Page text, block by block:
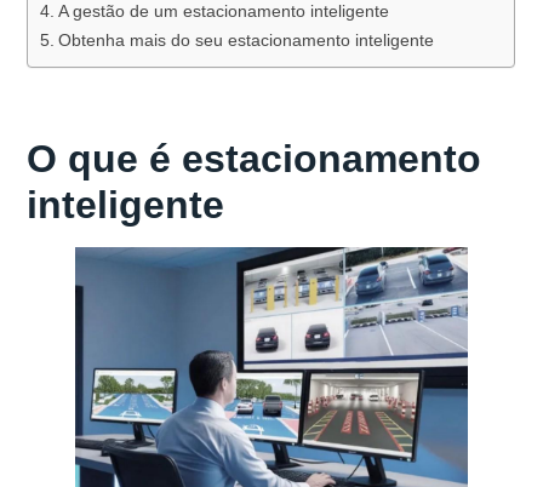
A gestão de um estacionamento inteligente
Obtenha mais do seu estacionamento inteligente
O que é estacionamento
inteligente